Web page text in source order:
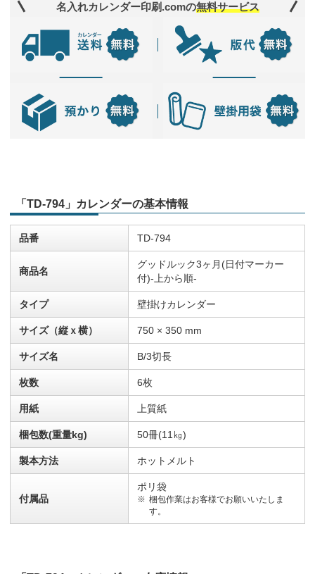
名入れカレンダー印刷.comの無料サービス
「TD-794」カレンダーの基本情報
品番 TD-794
商品名
グッドルック3ヶ月(日付マーカー
付)-上から順-
タイプ 壁掛けカレンダー
サイズ（縦ｘ横） 750 × 350 mm
サイズ名 B/3切長
枚数 6枚
用紙 上質紙
梱包数(重量kg) 50冊(11㎏)
製本方法 ホットメルト
付属品
ポリ袋
梱包作業はお客様でお願いいたしま
す。